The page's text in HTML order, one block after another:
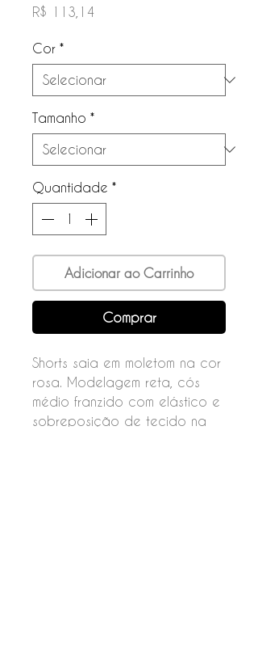
R$ 113,14
Cor *
Tamanho *
Quantidade *
Adicionar ao Carrinho
Comprar
Shorts saia em moletom na cor
rosa. Modelagem reta, cós
médio franzido com elástico e
sobreposição de tecido na